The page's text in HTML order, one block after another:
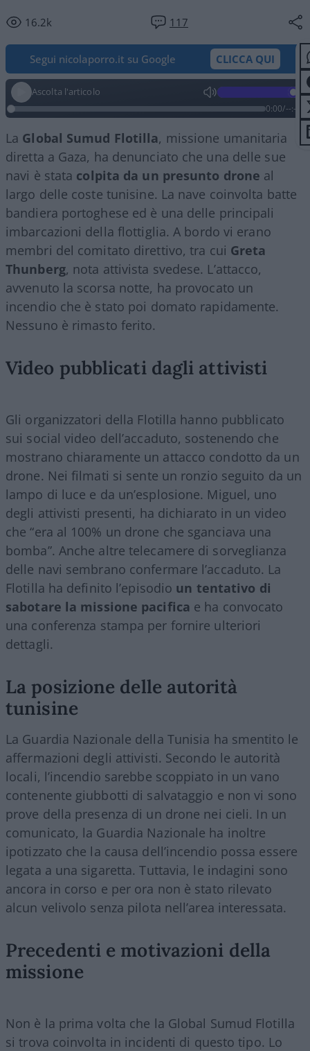
16.2k 117
Segui nicolaporro.it su Google CLICCA QUI
Ascolta l'articolo
0:00/--:--
La Global Sumud Flotilla, missione umanitaria
diretta a Gaza, ha denunciato che una delle sue
navi è stata colpita da un presunto drone al
largo delle coste tunisine. La nave coinvolta batte
bandiera portoghese ed è una delle principali
imbarcazioni della flottiglia. A bordo vi erano
membri del comitato direttivo, tra cui Greta
Thunberg, nota attivista svedese. L’attacco,
avvenuto la scorsa notte, ha provocato un
incendio che è stato poi domato rapidamente.
Nessuno è rimasto ferito.
Video pubblicati dagli attivisti
Gli organizzatori della Flotilla hanno pubblicato
sui social video dell’accaduto, sostenendo che
mostrano chiaramente un attacco condotto da un
drone. Nei filmati si sente un ronzio seguito da un
lampo di luce e da un’esplosione. Miguel, uno
degli attivisti presenti, ha dichiarato in un video
che “era al 100% un drone che sganciava una
bomba”. Anche altre telecamere di sorveglianza
delle navi sembrano confermare l’accaduto. La
Flotilla ha definito l’episodio un tentativo di
sabotare la missione pacifica e ha convocato
una conferenza stampa per fornire ulteriori
dettagli.
La posizione delle autorità
tunisine
La Guardia Nazionale della Tunisia ha smentito le
affermazioni degli attivisti. Secondo le autorità
locali, l’incendio sarebbe scoppiato in un vano
contenente giubbotti di salvataggio e non vi sono
prove della presenza di un drone nei cieli. In un
comunicato, la Guardia Nazionale ha inoltre
ipotizzato che la causa dell’incendio possa essere
legata a una sigaretta. Tuttavia, le indagini sono
ancora in corso e per ora non è stato rilevato
alcun velivolo senza pilota nell’area interessata.
Precedenti e motivazioni della
missione
Non è la prima volta che la Global Sumud Flotilla
si trova coinvolta in incidenti di questo tipo. Lo